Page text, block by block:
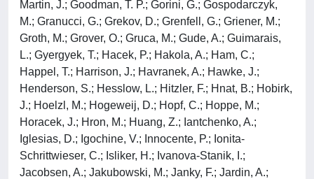
Martin, J.; Goodman, T. P.; Gorini, G.; Gospodarczyk,
M.; Granucci, G.; Grekov, D.; Grenfell, G.; Griener, M.;
Groth, M.; Grover, O.; Gruca, M.; Gude, A.; Guimarais,
L.; Gyergyek, T.; Hacek, P.; Hakola, A.; Ham, C.;
Happel, T.; Harrison, J.; Havranek, A.; Hawke, J.;
Henderson, S.; Hesslow, L.; Hitzler, F.; Hnat, B.; Hobirk,
J.; Hoelzl, M.; Hogeweij, D.; Hopf, C.; Hoppe, M.;
Horacek, J.; Hron, M.; Huang, Z.; Iantchenko, A.;
Iglesias, D.; Igochine, V.; Innocente, P.; Ionita-
Schrittwieser, C.; Isliker, H.; Ivanova-Stanik, I.;
Jacobsen, A.; Jakubowski, M.; Janky, F.; Jardin, A.;